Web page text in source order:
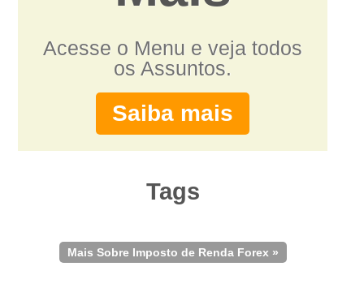
Acesse o Menu e veja todos
os Assuntos.
Saiba mais
Tags
Mais Sobre Imposto de Renda Forex »